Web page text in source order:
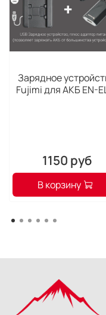
Зарядное
Fujimi для АКБ EN-
1150 руб
В корзину